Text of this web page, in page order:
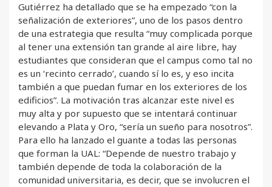
Gutiérrez ha detallado que se ha empezado “con la
señalización de exteriores”, uno de los pasos dentro
de una estrategia que resulta “muy complicada porque
al tener una extensión tan grande al aire libre, hay
estudiantes que consideran que el campus como tal no
es un ‘recinto cerrado’, cuando sí lo es, y eso incita
también a que puedan fumar en los exteriores de los
edificios”. La motivación tras alcanzar este nivel es
muy alta y por supuesto que se intentará continuar
elevando a Plata y Oro, “sería un sueño para nosotros”.
Para ello ha lanzado el guante a todas las personas
que forman la UAL: “Depende de nuestro trabajo y
también depende de toda la colaboración de la
comunidad universitaria, es decir, que se involucren el